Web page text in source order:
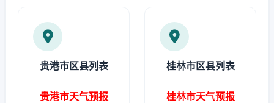
贵港市区县列表
贵港市天气预报
桂林市区县列表
桂林市天气预报